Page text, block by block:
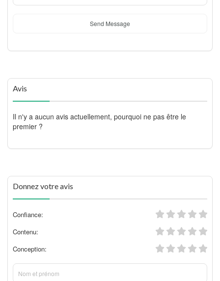
Send Message
Avis
Il n'y a aucun avis actuellement, pourquoi ne pas être le
premier ?
Donnez votre avis
Confiance:
Contenu:
Conception: